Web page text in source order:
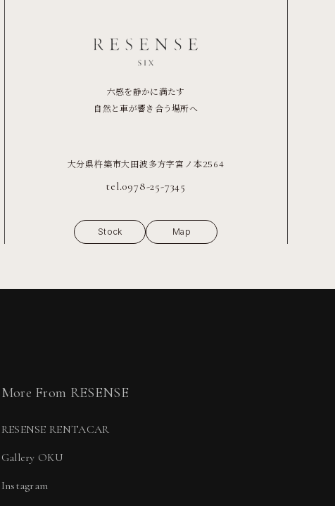
六感を静かに満たす
自然と車が響き合う場所へ
大分県杵築市大田波多方字宮ノ本2564
tel.0978-25-7345
Stock Map
More From RESENSE
RESENSE RENTACAR
Gallery OKU
Instagram